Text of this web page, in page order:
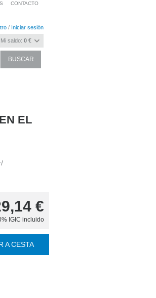
/ Iniciar sesión
Mi saldo: 0 €
CONTACTO
EL
€
IGIC incluido
A CESTA